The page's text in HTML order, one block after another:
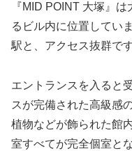
『MID POINT 大塚』
るビル内に位置してい
駅と、アクセス抜群です
エントランスを入ると
スが完備された高級感
植物などが飾られた館
室すべてが完全個室と